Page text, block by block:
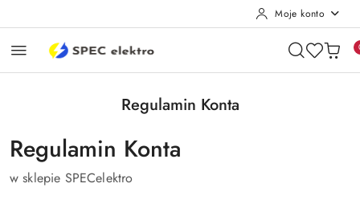
Moje konto
Regulamin Konta
Regulamin Konta
w sklepie SPECelektro